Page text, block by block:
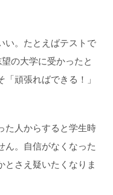
い。たとえばテストで
の大学に受かったと
頑張ればできる！」
た人からすると学生時
ん。自信がなくなった
とさえ疑いたくなりま